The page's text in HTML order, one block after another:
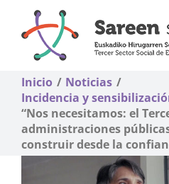
contenido
Inicio
Noticias
Incidencia y
“Nos necesitamos: el
administraciones
construir desde la